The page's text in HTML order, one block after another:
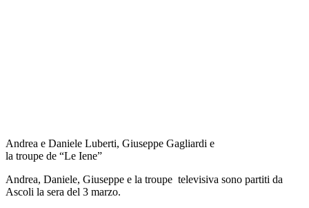
Andrea e Daniele Luberti, Giuseppe Gagliardi e
la troupe de “Le Iene”
Andrea, Daniele, Giuseppe e la troupe televisiva sono partiti da
Ascoli la sera del 3 marzo.